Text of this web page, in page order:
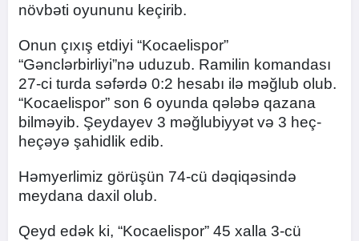
növbəti oyununu keçirib.
Onun çıxış etdiyi “Kocaelispor”
“Gənclərbirliyi”nə uduzub. Ramilin komandası
27-ci turda səfərdə 0:2 hesabı ilə məğlub olub.
“Kocaelispor” son 6 oyunda qələbə qazana
bilməyib. Şeydayev 3 məğlubiyyət və 3 heç-
heçəyə şahidlik edib.
Həmyerlimiz görüşün 74-cü dəqiqəsində
meydana daxil olub.
Qeyd edək ki, “Kocaelispor” 45 xalla 3-cü